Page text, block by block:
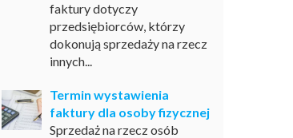
faktury dotyczy
przedsiębiorców, którzy
dokonują sprzedaży na rzecz
innych...
Termin wystawienia
faktury dla osoby fizycznej
Sprzedaż na rzecz osób